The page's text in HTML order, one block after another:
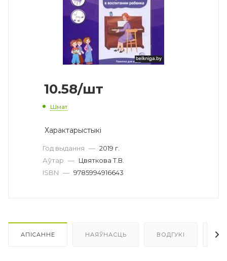
10.58/шт
Шмат
Характарыстыкі
Год выдання — 2019 г.
Аўтар — Цвяткова Т.В.
ISBN — 9785994916643
АПІСАННЕ НАЯЎНАСЦЬ ВОДГУКІ ЯК